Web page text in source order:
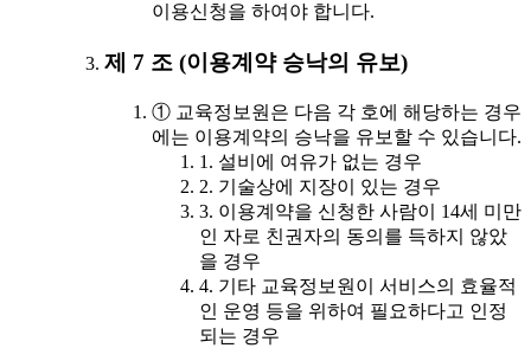
이용신청을 하여야 합니다.
제 7 조 (이용계약 승낙의 유보)
① 교육정보원은 다음 각 호에 해당하는 경우
에는 이용계약의 승낙을 유보할 수 있습니다.
1. 설비에 여유가 없는 경우
2. 기술상에 지장이 있는 경우
3. 이용계약을 신청한 사람이 14세 미만
인 자로 친권자의 동의를 득하지 않았
을 경우
4. 기타 교육정보원이 서비스의 효율적
인 운영 등을 위하여 필요하다고 인정
되는 경우